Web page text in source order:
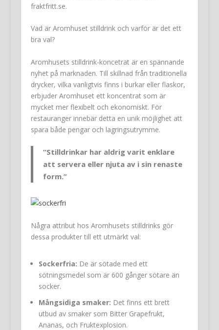
fraktfritt.se.
Vad är Aromhuset stilldrink och varför är det ett
bra val?
Aromhusets stilldrink-koncetrat är en spännande
nyhet på marknaden. Till skillnad från traditionella
drycker, vilka vanligtvis finns i burkar eller flaskor,
erbjuder Aromhuset ett koncentrat som är
mycket mer flexibelt och ekonomiskt. För
restauranger innebär detta en unik möjlighet att
spara både pengar och lagringsutrymme.
“Stilldrinkar har aldrig varit enklare
att servera eller njuta av i sin renaste
form.”
Några attribut hos Aromhusets stilldrinks gör
dessa produkter till ett utmärkt val:
Sockerfria: De är sötade med ett
sötningsmedel som är 600 gånger sötare än
socker.
Mångsidiga smaker: Det finns ett brett
utbud av smaker som Bitter Grapefrukt,
Ananas, och Fruktexplosion.